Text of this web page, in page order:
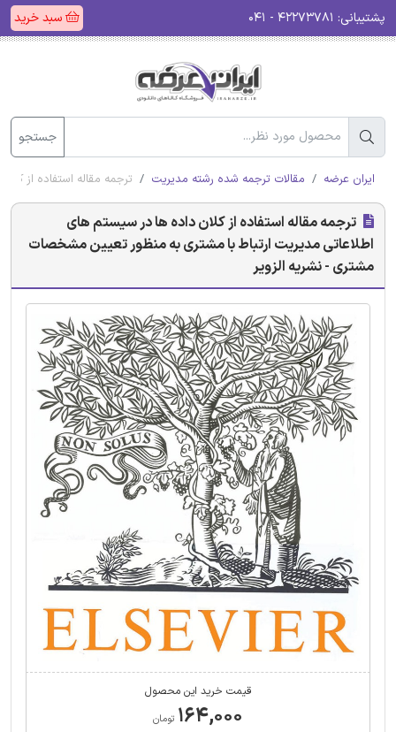
پشتیبانی: سبد خرید
جستجو
ایران عرضه مقالات ترجمه شده رشته مدیریت ترجمه مقاله استفاده از
ترجمه مقاله استفاده از کلان داده ها در سیستم های
اطلاعاتی مدیریت ارتباط با مشتری به منظور تعیین مشخصات
مشتری - نشریه الزویر
قیمت خرید این محصول
۱۶۴,۰۰۰ تومان